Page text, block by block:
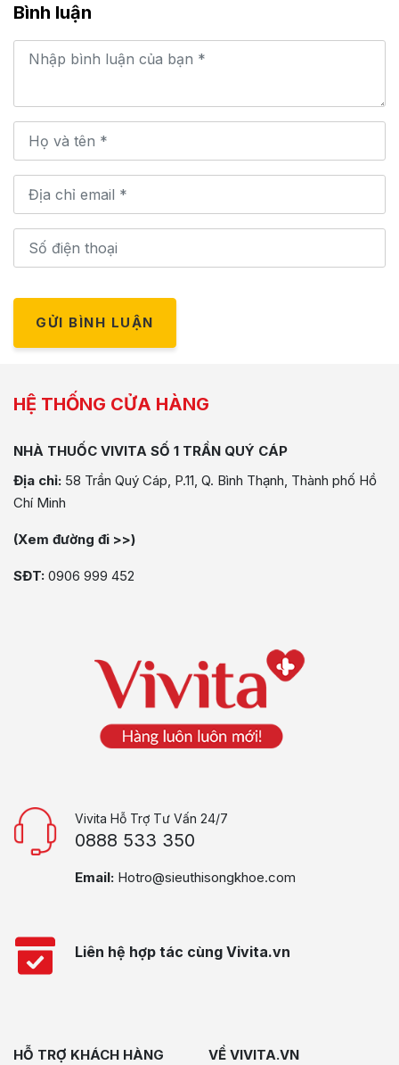
Bình luận
GỬI BÌNH LUẬN
HỆ THỐNG CỬA HÀNG
NHÀ THUỐC VIVITA SỐ 1 TRẦN QUÝ CÁP
Địa chỉ: 58 Trần Quý Cáp, P.11, Q. Bình Thạnh, Thành phố Hồ
Chí Minh
(Xem đường đi >>)
SĐT: 0906 999 452
Vivita Hỗ Trợ Tư Vấn 24/7
0888 533 350
Email: Hotro@sieuthisongkhoe.com
Liên hệ hợp tác cùng Vivita.vn
HỖ TRỢ KHÁCH HÀNG VỀ VIVITA.VN